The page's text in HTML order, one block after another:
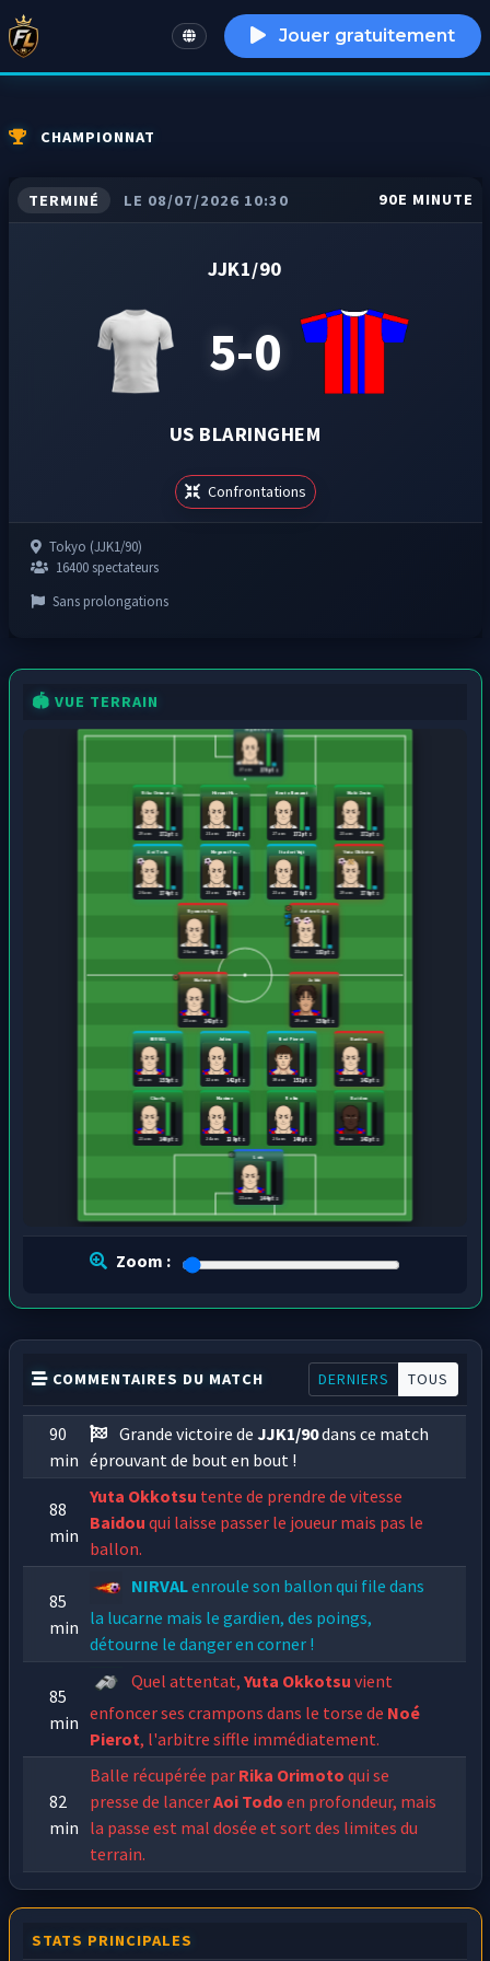
English Jouer gratuitement
CHAMPIONNAT
TERMINÉ LE 08/07/2026 10:30 90E MINUTE
JJK1/90
5-0
US BLARINGHEM
Confrontations
Tokyo (JJK1/90)
16400 spectateurs
Sans prolongations
🏟️ VUE TERRAIN
170 pts
27 ans
Rika Orimoto
172 pts
29 ans
Hiromi Hi...
172 pts
21 ans
Kento Nanami
172 pts
27 ans
Maki Zenin
172 pts
23 ans
Aoi Todo
174 pts
26 ans
Megumi Fu...
174 pts
23 ans
Itadori Yuji
176 pts
23 ans
Yuta Okkotsu
176 pts
29 ans
Ryomen Su...
174 pts
26 ans
Satoru Gojo
183 pts
21 ans
Loïs
144 pts
21 ans
Charly
140 pts
23 ans
Maxime
139 pts
24 ans
Robin
140 pts
26 ans
Baidou
143 pts
30 ans
NIRVAL
155 pts
25 ans
Julien
142 pts
22 ans
Noé Pierot
151 pts
30 ans
Bastien
142 pts
25 ans
Malonn
143 pts
23 ans
Jabbi
158 pts
29 ans
Zoom :
COMMENTAIRES DU MATCH DERNIERS TOUS
90
min
Grande victoire deJJK1/90dans ce match
éprouvant de bout en bout !
88
min
Yuta Okkotsu tente de prendre de vitesse
Baidou qui laisse passer le joueur mais pas le
ballon.
85
min
NIRVALenroule son ballon qui file dans
la lucarne mais le gardien, des poings,
détourne le danger en corner !
85
min
Quel attentat,Yuta Okkotsu vient
enfoncer ses crampons dans le torse de Noé
Pierot, l'arbitre siffle immédiatement.
82
min
Balle récupérée par Rika Orimoto qui se
presse de lancerAoi Todo en profondeur, mais
la passe est mal dosée et sort des limites du
terrain.
80
Yuta Okkotsusemble blessé suite à cette
remplacement.
STATS PRINCIPALES